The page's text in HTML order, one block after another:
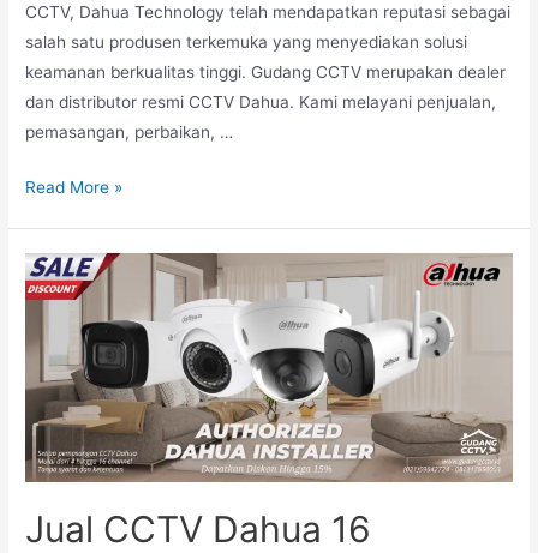
CCTV, Dahua Technology telah mendapatkan reputasi sebagai
salah satu produsen terkemuka yang menyediakan solusi
keamanan berkualitas tinggi. Gudang CCTV merupakan dealer
dan distributor resmi CCTV Dahua. Kami melayani penjualan,
pemasangan, perbaikan, …
Read More »
Jual CCTV Dahua 16